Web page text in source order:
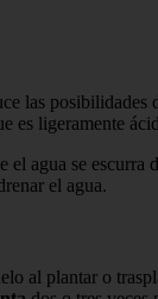
las
es ligeramente
agua se
el agua.
al plantar o